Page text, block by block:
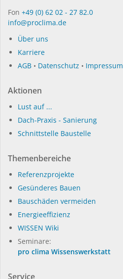
Fon +49 (0) 62 02 - 27 82.0
info@proclima.de
Über uns
Karriere
AGB • Datenschutz • Impressum
Aktionen
Lust auf ...
Dach-Praxis - Sanierung
Schnittstelle Baustelle
Themenbereiche
Referenzprojekte
Gesünderes Bauen
Bauschäden vermeiden
Energieeffizienz
WISSEN Wiki
Seminare:
pro clima Wissenswerkstatt
Service